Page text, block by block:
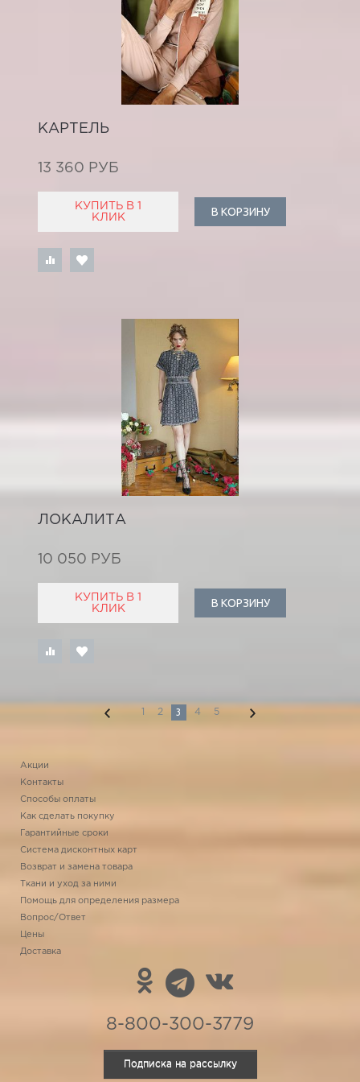
КАРТЕЛЬ
13 360 РУБ
КУПИТЬ В 1
КЛИК
В КОРЗИНУ
ЛОКАЛИТА
10 050 РУБ
КУПИТЬ В 1
КЛИК
В КОРЗИНУ
1 2 3 4 5
Акции
Контакты
Способы оплаты
Как сделать покупку
Гарантийные сроки
Система дисконтных карт
Возврат и замена товара
Ткани и уход за ними
Помощь для определения размера
Вопрос/Ответ
Цены
Доставка
8-800-300-3779
Подписка на рассылку